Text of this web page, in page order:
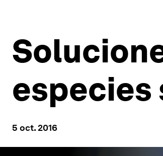
especies
5 oct. 2016